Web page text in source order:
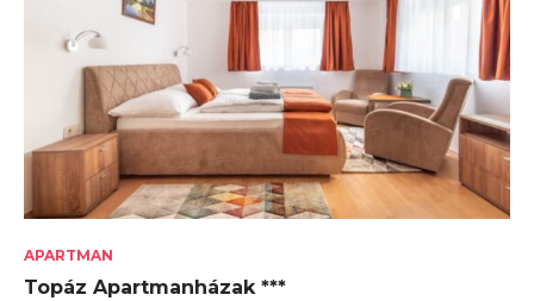
APARTMAN
Topáz Apartmanházak ***